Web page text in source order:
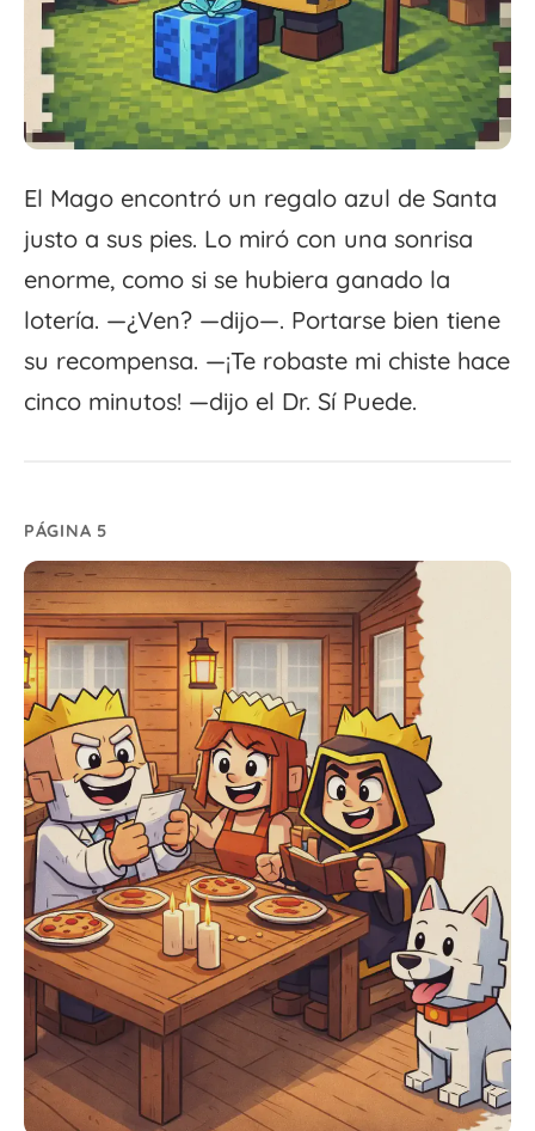
El Mago encontró un regalo azul de Santa
justo a sus pies. Lo miró con una sonrisa
enorme, como si se hubiera ganado la
lotería. —¿Ven? —dijo—. Portarse bien tiene
su recompensa. —¡Te robaste mi chiste hace
cinco minutos! —dijo el Dr. Sí Puede.
PÁGINA 5